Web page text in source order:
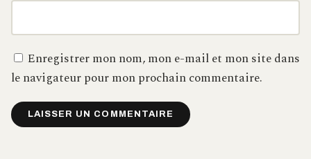
Enregistrer mon nom, mon e-mail et mon site dans
le navigateur pour mon prochain commentaire.